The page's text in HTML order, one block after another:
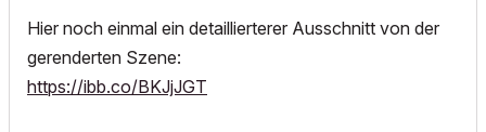
Hier noch einmal ein detaillierterer Ausschnitt von der
gerenderten Szene:
https://ibb.co/BKJjJGT